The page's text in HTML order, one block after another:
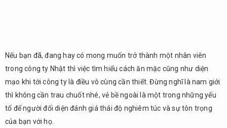
Nếu bạn đã, đang hay có mong muốn trở thành một nhân viên
trong công ty Nhật thì việc tìm hiểu cách ăn mặc cũng như diện
mạo khi tới công ty là điều vô cùng cần thiết. Đừng nghĩ là nam giới
thì không cần trau chuốt nhé, vẻ bề ngoài là một trong những yếu
tố để người đối diện đánh giá thái độ nghiêm túc và sự tôn trọng
của bạn với họ.